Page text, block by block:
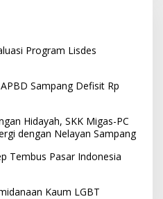
Program Lisdes
Sampang Defisit Rp
Hidayah, SKK Migas-PC
dengan Nelayan Sampang
Tembus Pasar Indonesia
Kaum LGBT